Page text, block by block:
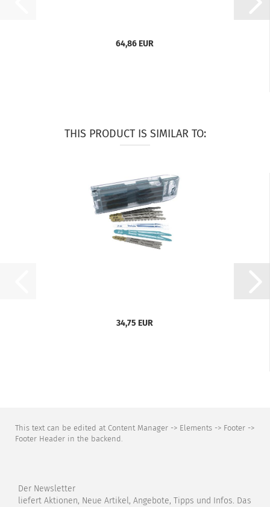
64,86 EUR
THIS PRODUCT IS SIMILAR TO:
34,75 EUR
This text can be edited at Content Manager -> Elements -> Footer ->
Footer Header in the backend.
Der Newsletter
liefert Aktionen, Neue Artikel, Angebote, Tipps und Infos. Das